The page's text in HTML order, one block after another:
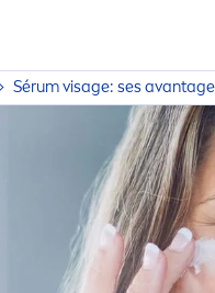
Sérum visage: ses